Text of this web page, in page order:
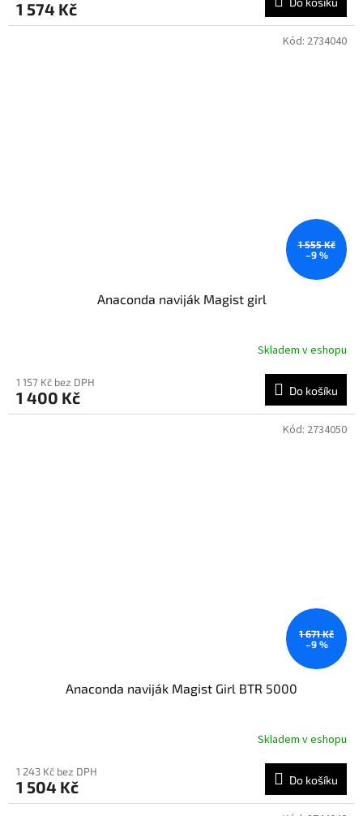
1 574 Kč
1 555 Kč
–9 %
Anaconda naviják Magist girl
Skladem v eshopu
1 157 Kč bez DPH
1 400 Kč Do košíku
Kód: 2734040
1 671 Kč
–9 %
Anaconda naviják Magist Girl BTR 5000
Skladem v eshopu
1 243 Kč bez DPH
1 504 Kč Do košíku
Kód: 2734050